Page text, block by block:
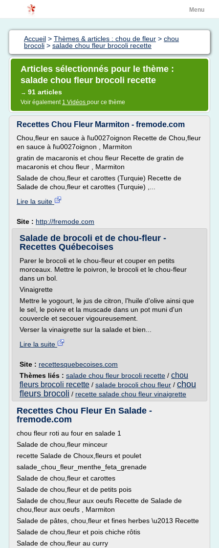
Menu
Accueil > Thèmes & articles : chou de fleur > chou
brocoli > salade chou fleur brocoli recette
Articles sélectionnés pour le thème :
salade chou fleur brocoli recette
→ 91 articles
Voir également 1 Vidéos pour ce thème
Recettes Chou Fleur Marmiton - fremode.com
Chou,fleur en sauce à l\u0027oignon Recette de Chou,fleur
en sauce à l\u0027oignon , Marmiton
gratin de macaronis et chou fleur Recette de gratin de
macaronis et chou fleur , Marmiton
Salade de chou,fleur et carottes (Turquie) Recette de
Salade de chou,fleur et carottes (Turquie) ,...
Lire la suite
Site : http://fremode.com
Salade de brocoli et de chou-fleur -
Recettes Québecoises
Parer le brocoli et le chou-fleur et couper en petits
morceaux. Mettre le poivron, le brocoli et le chou-fleur
dans un bol.
Vinaigrette
Mettre le yogourt, le jus de citron, l'huile d'olive ainsi que
le sel, le poivre et la muscade dans un pot muni d'un
couvercle et secouer vigoureusement.
Verser la vinaigrette sur la salade et bien...
Lire la suite
Site : recettesquebecoises.com
Thèmes liés : salade chou fleur brocoli recette / chou
fleurs brocoli recette / salade brocoli chou fleur / chou
fleurs brocoli / recette salade chou fleur vinaigrette
Recettes Chou Fleur En Salade -
fremode.com
chou fleur roti au four en salade 1
Salade de chou,fleur minceur
recette Salade de Choux,fleurs et poulet
salade_chou_fleur_menthe_feta_grenade
Salade de chou,fleur et carottes
Salade de chou,fleur et de petits pois
Salade de chou,fleur aux oeufs Recette de Salade de
chou,fleur aux oeufs , Marmiton
Salade de pâtes, chou,fleur et fines herbes \u2013 Recette
Salade de chou,fleur et pois chiche rôtis
Salade de chou,fleur au curry